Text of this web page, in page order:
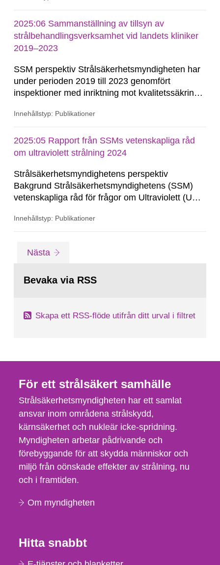
rapporterade uppgifterna inkluderar antalet
genomförda...
2025:06 Sammanställning av tillsyn av
strålbehandlingsverksamhet vid landets kliniker
2019–2023
SSM perspektiv Strålsäkerhetsmyndigheten har
under perioden 2019 till 2023 genomfört
inspektioner med inriktning mot kvalitetssäkring
kliniker. Vid inspektionerna granskades
kompetens, utrustningskontroller och kliniska
procedurer. Utifrån resultatet av inspektionerna...
Innehållstyp: Publikationer
2025:05 Rapport från SSMs vetenskapliga råd
om ultraviolett strålning 2024
Strålsäkerhetsmyndighetens perspektiv
Bakgrund Strålsäkerhetsmyndighetens (SSM)
vetenskapliga råd för frågor om Ultraviolett (UV)
kunskapsläget vad gäller oönskade effekter av
kunskap om hälsorisker...
Innehållstyp: Publikationer
Nästa sida
Bevaka via RSS
Skapa ett RSS-flöde utifrån ditt urval i filtret
För ett strålsäkert samhälle
Strålsäkerhetsmyndigheten har ett samlat
ansvar inom områdena strålskydd,
kärnsäkerhet och nukleär icke-spridning.
Myndigheten arbetar pådrivande och
förebyggande för att skydda människor och
miljö från oönskade effekter av strålning, nu
och i framtiden.
Om myndigheten
Hitta snabbt